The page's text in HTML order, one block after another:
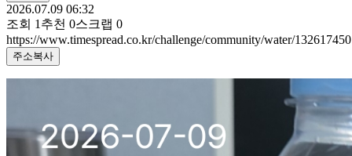
2026.07.09 06:32
조회 1 추천 0스크랩 0
https://www.timespread.co.kr/challenge/community/water/132617450
주소복사